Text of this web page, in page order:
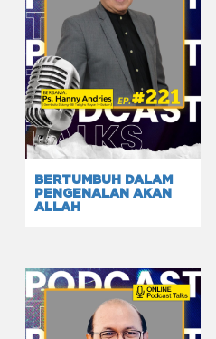
BERTUMBUH DALAM
PENGENALAN AKAN
ALLAH